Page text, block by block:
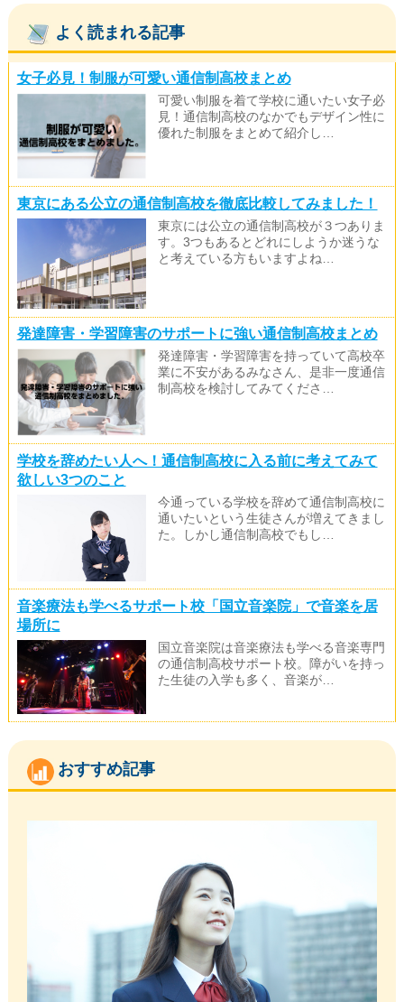
よく読まれる記事
女子必見！制服が可愛い通信制高校まとめ
可愛い制服を着て学校に通いたい女子必
見！通信制高校のなかでもデザイン性に
優れた制服をまとめて紹介し…
東京にある公立の通信制高校を徹底比較してみました！
東京には公立の通信制高校が３つありま
す。3つもあるとどれにしようか迷うな
と考えている方もいますよね…
発達障害・学習障害のサポートに強い通信制高校まとめ
発達障害・学習障害を持っていて高校卒
業に不安があるみなさん、是非一度通信
制高校を検討してみてくださ…
学校を辞めたい人へ！通信制高校に入る前に考えてみて
欲しい3つのこと
今通っている学校を辞めて通信制高校に
通いたいという生徒さんが増えてきまし
た。しかし通信制高校でもし…
音楽療法も学べるサポート校「国立音楽院」で音楽を居
場所に
国立音楽院は音楽療法も学べる音楽専門
の通信制高校サポート校。障がいを持っ
た生徒の入学も多く、音楽が…
おすすめ記事